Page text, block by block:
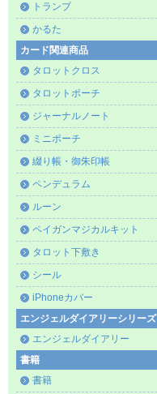
トランプ
かるた
カード関連商品
タロットクロス
タロットポーチ
ジャーナルノート
ミニポーチ
綴り帳・御朱印帳
ペンデュラム
ルーン
ペイガンマジカルキット
タロット下敷き
シール
iPhoneカバー
エンジェルダイアリーシリーズ
エンジェルダイアリー
書籍
書籍